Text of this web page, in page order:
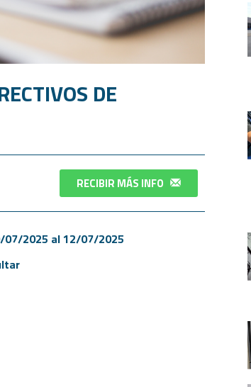
DE
RECIBIR MÁS INFO
07/2025 al 12/07/2025